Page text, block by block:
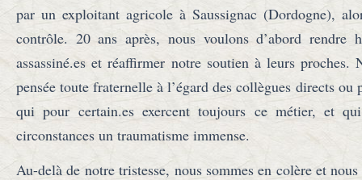
par un exploitant agricole à Saussignac (Dordogne),
contrôle. 20 ans après, nous voulons d’abord rendre
assassiné.es et réaffirmer notre soutien à leurs proches.
pensée toute fraternelle à l’égard des collègues directs
qui pour certain.es exercent toujours ce métier, et
circonstances un traumatisme immense.
Au-delà de notre tristesse, nous sommes en colère et